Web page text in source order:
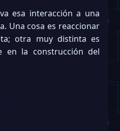
esa interacción a una
Una cosa es reaccionar
otra muy distinta es
en la construcción del